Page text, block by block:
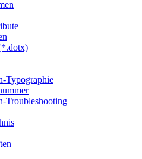
Typographie
Troubleshooting